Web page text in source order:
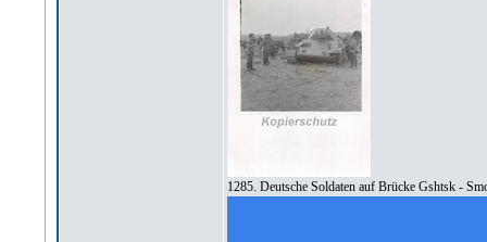
1285. Deutsche Soldaten auf Brücke Gshtsk -